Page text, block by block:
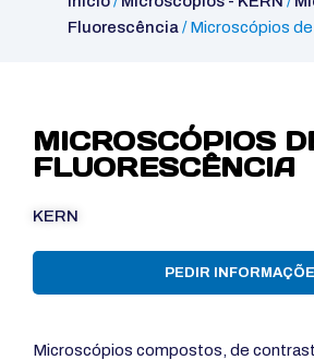
Fluorescência/ Microscópios
MICROSCÓPIOS
FLUORESCÊNCIA
KERN
PEDIR
Microscópios compostos, de